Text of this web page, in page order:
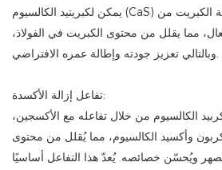
يمكن لكبريتيد الكالسيوم (CaS) الناتج في هذا التفاعل إزالة الكبريت من
مما يقلل من محتوى الكبريت في الفولاذ،
وبالتالي تعزيز جودته وإطالة عمره الافتراضي.
تفاعل إزالة الأكسدة:
الكالسيوم من خلال تفاعله مع الأكسجين،
وأكسيد الكالسيوم، مما يُقلل من محتوى
ويُحسّن خصائصه. يُعدّ هذا التفاعل أساسيًا